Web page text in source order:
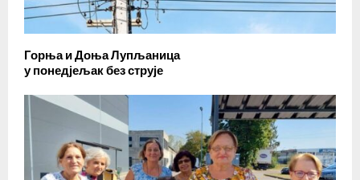
Горња и Доња Лупљаница
у понедјељак без струје